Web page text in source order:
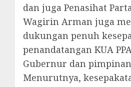
dan juga Penasihat
Wagirin Arman juga
dukungan penuh
penandatangan KUA
Gubernur dan pimpinan
Menurutnya,